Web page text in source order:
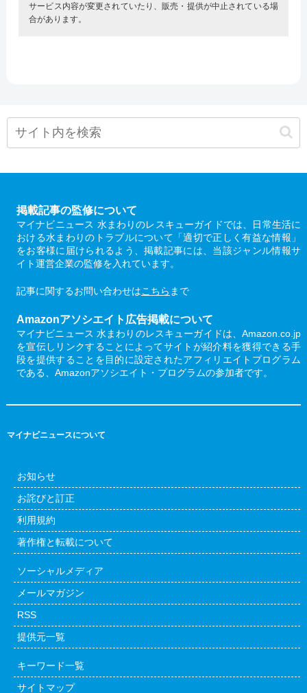
サービス内容が変更されていたり、販売・提供が中止されている場
合があります。
掲載記事の監修について
マイナビニュース 水まわりのレスキューガイドでは、日常生活に
おける水まわりのトラブルについて「適切で正しく有益な情報」
をお客様に届けられるよう、掲載記事には、当該ジャンル情報サ
イト運営企業の監修を入れています。
記事に関するお問い合わせはこちら まで
Amazonアソシエイト広告掲載について
マイナビニュース 水まわりのレスキューガイドは、Amazon.co.jp
を宣伝しリンクすることによってサイトが紹介料を獲得できる手
段を提供することを目的に設定されたアフィリエイトプログラム
である、Amazonアソシエイト・プログラムの参加者です。
マイナビニュースについて
お知らせ
お詫びと訂正
利用規約
著作権と転載について
ソーシャルメディア
メールマガジン
RSS
提供元一覧
キーワード一覧
サイトマップ